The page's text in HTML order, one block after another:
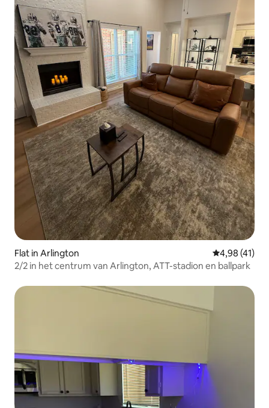
Flat in Arlington Gemiddelde
4,98 (41)
2/2 in het centrum van Arlington, ATT-stadion en ballpark